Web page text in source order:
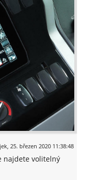
25. březen 2020 11:38:48
najdete volitelný